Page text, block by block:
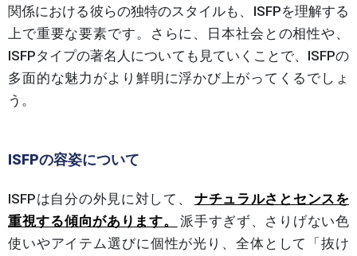
関係における彼らの独特のスタイルも、ISFPを理解する
上で重要な要素です。さらに、日本社会との相性や、
ISFPタイプの著名人についても見ていくことで、ISFPの
多面的な魅力がより鮮明に浮かび上がってくるでしょ
う。
ISFPの容姿について
ISFPは自分の外見に対して、
ナチュラルさとセンスを
重視する傾向があります。
派手すぎず、さりげない色
使いやアイテム選びに個性が光り、全体として「抜け